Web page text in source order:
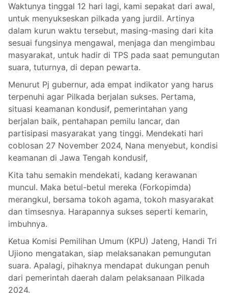
Waktunya tinggal 12 hari lagi, kami sepakat dari awal,
untuk menyukseskan pilkada yang jurdil. Artinya
dalam kurun waktu tersebut, masing-masing dari kita
sesuai fungsinya mengawal, menjaga dan mengimbau
masyarakat, untuk hadir di TPS pada saat pemungutan
suara, tuturnya, di depan pewarta.
Menurut Pj gubernur, ada empat indikator yang harus
terpenuhi agar Pilkada berjalan sukses. Pertama,
situasi keamanan kondusif, pemerintahan yang
berjalan baik, pentahapan pemilu lancar, dan
partisipasi masyarakat yang tinggi. Mendekati hari
coblosan 27 November 2024, Nana menyebut, kondisi
keamanan di Jawa Tengah kondusif,
Kita tahu semakin mendekati, kadang kerawanan
muncul. Maka betul-betul mereka (Forkopimda)
merangkul, bersama tokoh agama, tokoh masyarakat
dan timsesnya. Harapannya sukses seperti kemarin,
imbuhnya.
Ketua Komisi Pemilihan Umum (KPU) Jateng, Handi Tri
Ujiono mengatakan, siap melaksanakan pemungutan
suara. Apalagi, pihaknya mendapat dukungan penuh
dari pemerintah daerah dalam pelaksanaan Pilkada
2024.